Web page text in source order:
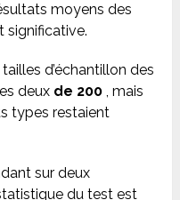
moyens des
significative.
d’échantillon des
deux de 200 , mais
types restaient
sur deux
du test est